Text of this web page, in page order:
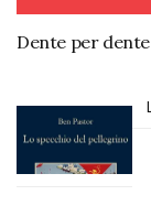
Dente per dente